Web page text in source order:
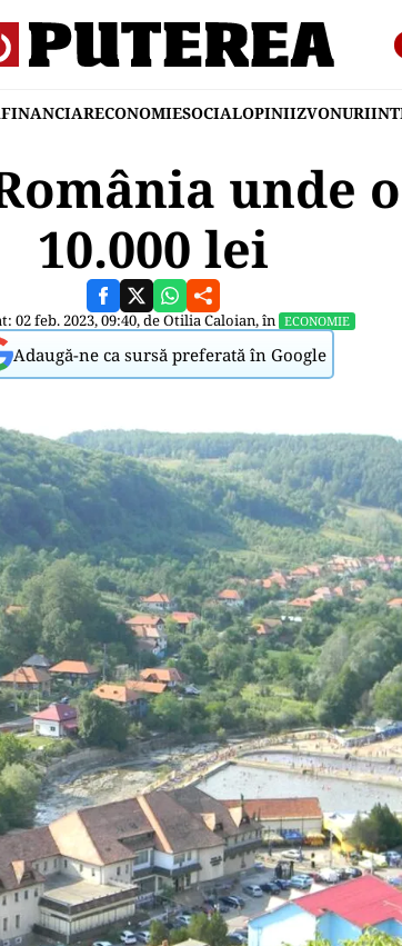
FINANCIARECONOMIESOCIALOPINIIZVONURI
unde
10.000 lei
02 feb. 2023, 09:40, deOtilia Caloian, în ECONOMIE
Adaugă-ne ca sursă preferată în Google